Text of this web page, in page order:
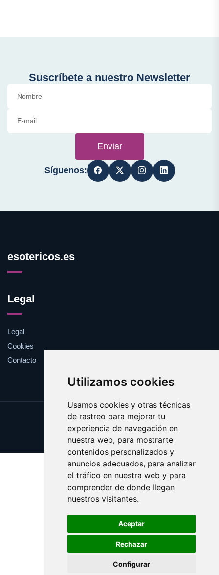
Utilizamos cookies
Usamos cookies y otras técnicas
de rastreo para mejorar tu
experiencia de navegación en
nuestra web, para mostrarte
contenidos personalizados y
anuncios adecuados, para analizar
el tráfico en nuestra web y para
comprender de donde llegan
nuestros visitantes.
Aceptar
Rechazar
Configurar
Suscríbete a nuestro Newsletter
Enviar
Síguenos:
esotericos.es
Legal
Legal
Cookies
Contacto
Update cookies preferences
Copyright © 2025 esotericos.es